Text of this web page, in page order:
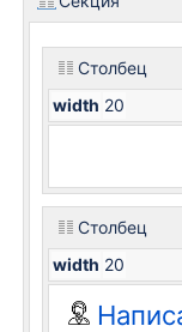
Столбец
width 20
Столбец
width 20